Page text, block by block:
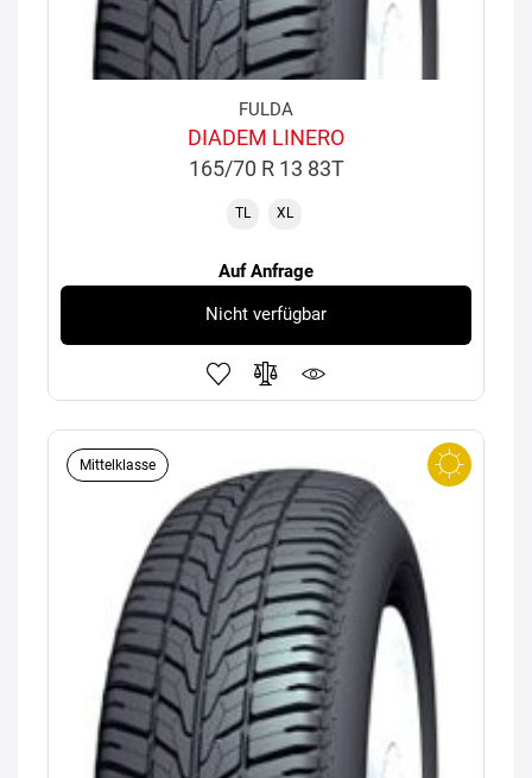
FULDA
DIADEM LINERO
165/70 R 13 83T
TL XL
Auf Anfrage
Nicht verfügbar
Mittelklasse